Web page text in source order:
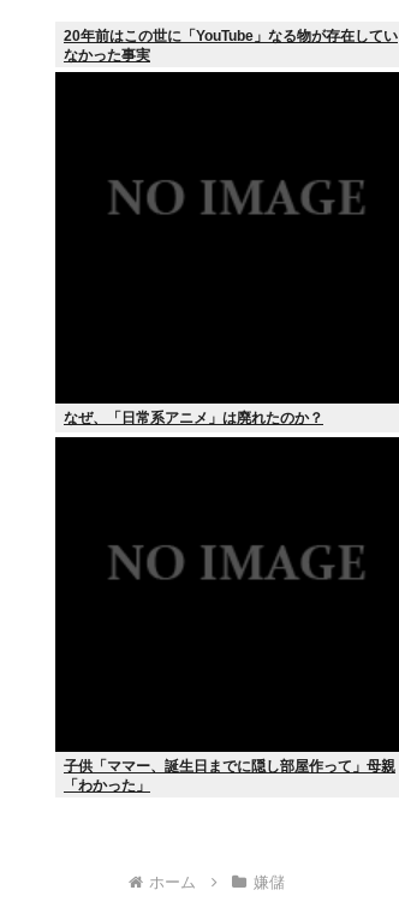
20年前はこの世に「YouTube」なる物が存在してい
なかった事実
なぜ、「日常系アニメ」は廃れたのか？
子供「ママー、誕生日までに隠し部屋作って」母親
「わかった」
ホーム 嫌儲